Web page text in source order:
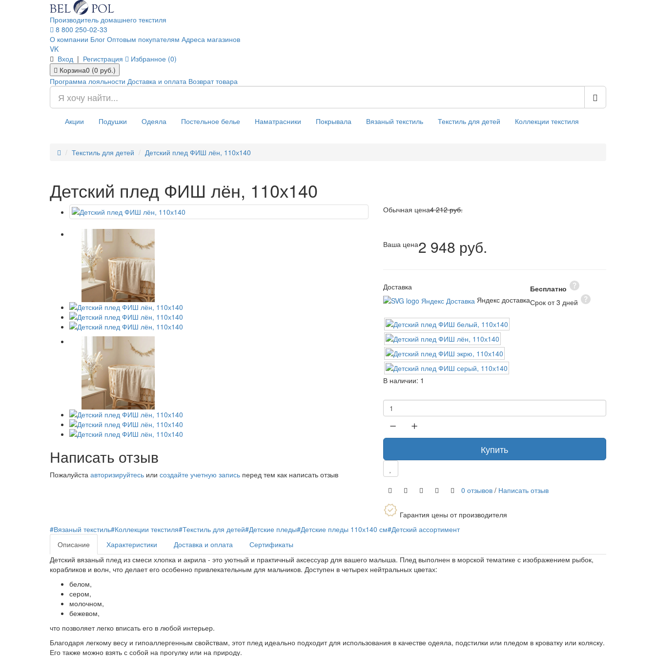
Производитель домашнего текстиля
8 800 250-02-33
О компании Блог Оптовым покупателям Адреса магазинов
VK
Вход | Регистрация
Избранное (0)
Корзина0 (0 руб.)
Программа лояльности Доставка и оплата Возврат товара
Акции Подушки Одеяла Постельное белье Наматрасники Покрывала Вязаный текстиль Текстиль для детей Коллекции текстиля
Текстиль для детей Детский плед ФИШ лён, 110х140
Детский плед ФИШ лён, 110х140
Написать отзыв
Пожалуйста авторизируйтесь или создайте учетную запись перед тем как написать отзыв
Обычная цена4 212 руб.
Ваша цена2 948 руб.
Доставка
Бесплатно
Яндекс доставкаСрок от 3 дней
В наличии: 1
Купить
0 отзывов/ Написать отзыв
Гарантия цены от производителя
#Вязаный текстиль#Коллекции текстиля#Текстиль для детей#Детские пледы#Детские пледы 110х140 см#Детский ассортимент
Описание
Характеристики Доставка и оплата
Сертификаты
Детский вязаный плед из смеси хлопка и акрила - это уютный и практичный аксессуар для вашего малыша. Плед выполнен в морской тематике с изображением рыбок,
корабликов и волн, что делает его особенно привлекательным для мальчиков. Доступен в четырех нейтральных цветах:
белом,
сером,
молочном,
бежевом,
что позволяет легко вписать его в любой интерьер.
Благодаря легкому весу и гипоаллергенным свойствам, этот плед идеально подходит для использования в качестве одеяла, подстилки или пледом в кроватку или коляску.
Его также можно взять с собой на прогулку или на природу.